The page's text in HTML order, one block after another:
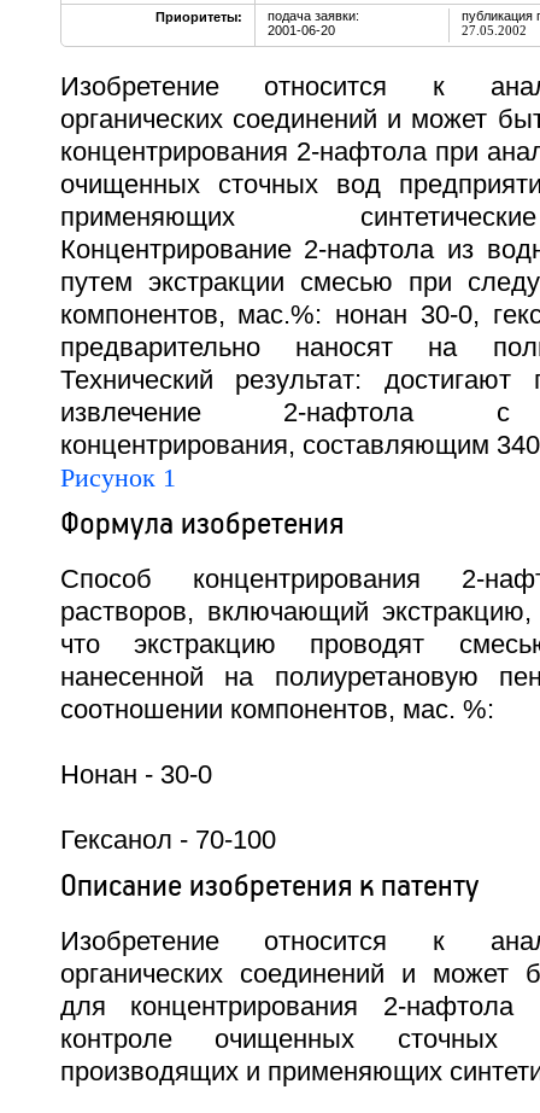
Приоритеты:
подача заявки:
2001-06-20
публикация
27.05.2002
Изобретение относится к
органических соединений и может
концентрирования 2-нафтола при
очищенных сточных вод
применяющих
Концентрирование 2-нафтола из
путем экстракции смесью при
компонентов, мас.%: нонан 30-0,
предварительно наносят на
Технический результат: достигают
извлечение 2-нафтола с
концентрирования, составляющим
Рисунок 1
Формула изобретения
Способ концентрирования 2-
растворов, включающий
что экстракцию проводят
нанесенной на полиуретановую
соотношении компонентов, мас. %:
Нонан - 30-0
Гексанол - 70-100
Описание изобретения к патенту
Изобретение относится к
органических соединений и может
для концентрирования 2-нафтола
контроле очищенных сточных
производящих и применяющих